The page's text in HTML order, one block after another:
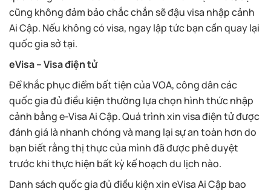
cũng không đảm bảo chắc chắn sẽ đậu visa nhập cảnh
Ai Cập. Nếu không có visa, ngay lập tức bạn cần quay lại
quốc gia sở tại.
eVisa – Visa điện tử
Để khắc phục điểm bất tiện của VOA, công dân các
quốc gia đủ điều kiện thường lựa chọn hình thức nhập
cảnh bằng e-Visa Ai Cập. Quá trình xin visa điện tử được
đánh giá là nhanh chóng và mang lại sự an toàn hơn do
bạn biết rằng thị thực của mình đã được phê duyệt
trước khi thực hiện bất kỳ kế hoạch du lịch nào.
Danh sách quốc gia đủ điều kiện xin eVisa Ai Cập bao